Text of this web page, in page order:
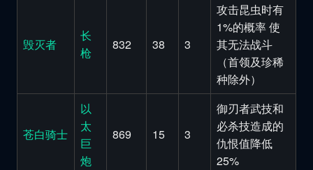
毁灭者
长
枪
832 38 3
攻击昆虫时有
1%的概率 使
其无法战斗
（首领及珍稀
种除外）
苍白骑士
以
太
巨
炮
869 15 3
御刃者武技和
必杀技造成的
仇恨值降低
25%